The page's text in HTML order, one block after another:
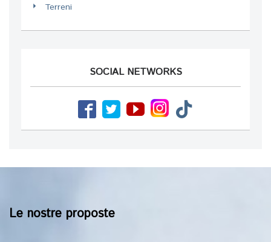
Terreni
SOCIAL NETWORKS
Le nostre proposte